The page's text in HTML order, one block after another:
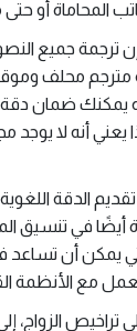
المحاماة أو
ترجمة جميع
محلف
يمكنك ضمان
يعني أنه لا يوجد
تقديم الدقة
أيضًا في تنسيق
يمكن أن تساعد
مع الأنظمة
تراخيص الزواج،